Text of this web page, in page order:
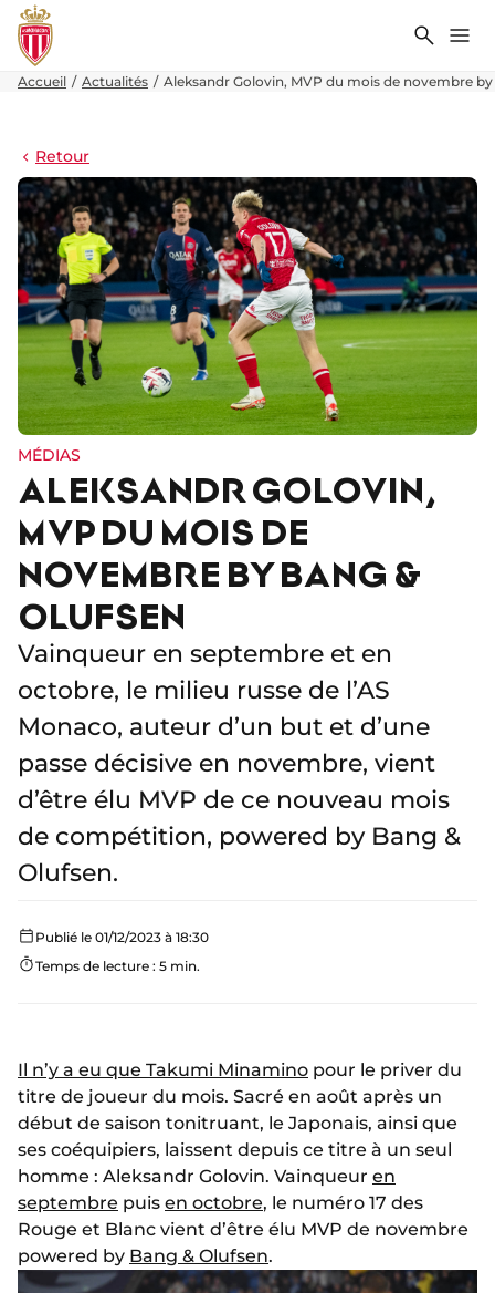
Accueil Actualités Aleksandr Golovin, MVP du mois de novembre by
Retour
MÉDIAS
ALEKSANDR GOLOVIN,
MVP DU MOIS DE
NOVEMBRE BY BANG &
OLUFSEN
Vainqueur en septembre et en
octobre, le milieu russe de l’AS
Monaco, auteur d’un but et d’une
passe décisive en novembre, vient
d’être élu MVP de ce nouveau mois
de compétition, powered by Bang &
Olufsen.
Publié le 01/12/2023 à 18:30
Temps de lecture : 5 min.
Il n’y a eu que Takumi Minamino pour le priver du
titre de joueur du mois. Sacré en août après un
début de saison tonitruant, le Japonais, ainsi que
ses coéquipiers, laissent depuis ce titre à un seul
homme : Aleksandr Golovin. Vainqueur en
septembre puis en octobre, le numéro 17 des
Rouge et Blanc vient d’être élu MVP de novembre
powered by Bang & Olufsen.